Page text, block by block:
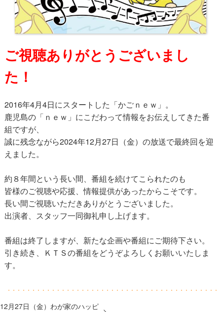
ご視聴ありがとうございまし
た！
2016年4月4日にスタートした「かごｎｅｗ」。
鹿児島の「ｎｅｗ」にこだわって情報をお伝えしてきた番
組ですが、
誠に残念ながら2024年12月27日（金）の放送で最終回を迎
えました。
約８年間という長い間、番組を続けてこられたのも
皆様のご視聴や応援、情報提供があったからこそです。
長い間ご視聴いただきありがとうございました。
出演者、スタッフ一同御礼申し上げます。
番組は終了しますが、新たな企画や番組にご期待下さい。
引き続き、ＫＴＳの番組をどうぞよろしくお願いいたしま
す。
12月27日（金）わが家のハッピ